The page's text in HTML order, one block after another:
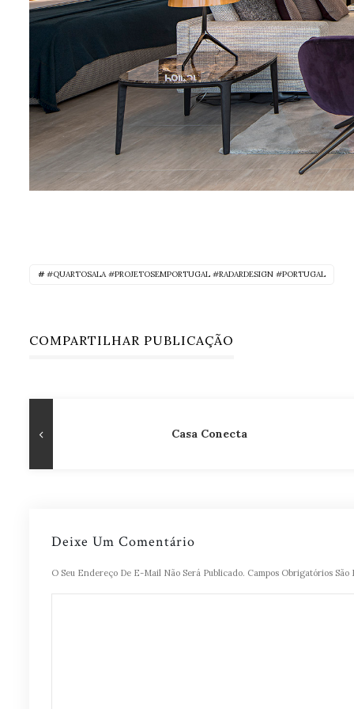
#QUARTOSALA #PROJETOSEMPORTUGAL #RADARDESIGN #PORTUGAL
COMPARTILHAR PUBLICAÇÃO
de
Post
Publicação
Casa Conecta
Deixe Um Comentário
O Seu Endereço De E-Mail Não Será Publicado. Campos Obrigatórios